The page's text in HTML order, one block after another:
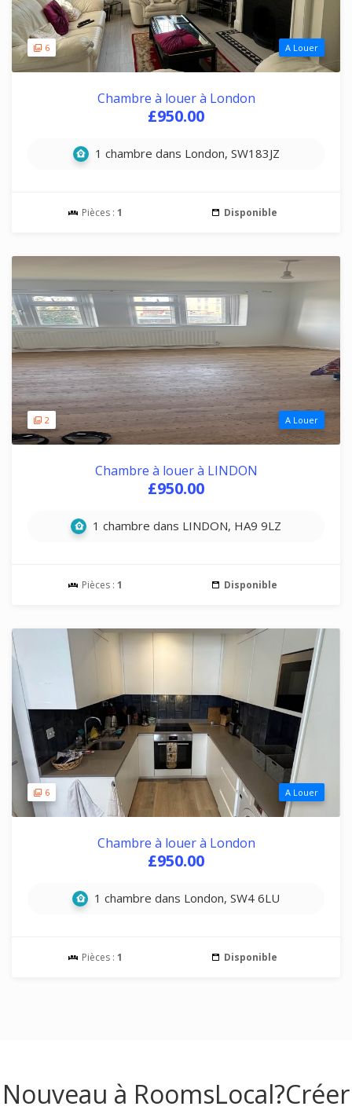
6 A Louer
Chambre à louer à London
£950.00
1 chambre dans London, SW183JZ
Pièces : 1 Disponible
2 A Louer
Chambre à louer à LINDON
£950.00
1 chambre dans LINDON, HA9 9LZ
Pièces : 1 Disponible
6 A Louer
Chambre à louer à London
£950.00
1 chambre dans London, SW4 6LU
Pièces : 1 Disponible
Nouveau à RoomsLocal?Créer